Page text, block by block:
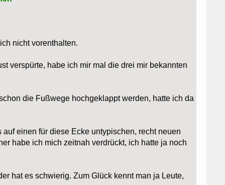
nicht vorenthalten.
verspürte, habe ich mir mal die drei mir bekannten
die Fußwege hochgeklappt werden, hatte ich da
einen für diese Ecke untypischen, recht neuen
habe ich mich zeitnah verdrückt, ich hatte ja noch
hat es schwierig. Zum Glück kennt man ja Leute,